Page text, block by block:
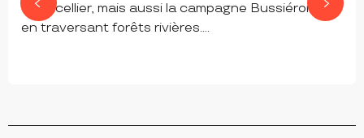
Montcellier, mais aussi la campagne Bussiéroise
en traversant forêts rivières....